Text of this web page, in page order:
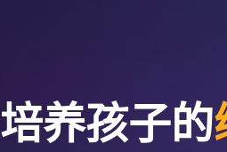
培养孩子的